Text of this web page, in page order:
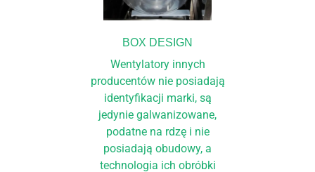
BOX DESIGN
Wentylatory innych
producentów nie posiadają
identyfikacji marki, są
jedynie galwanizowane,
podatne na rdzę i nie
posiadają obudowy, a
technologia ich obróbki